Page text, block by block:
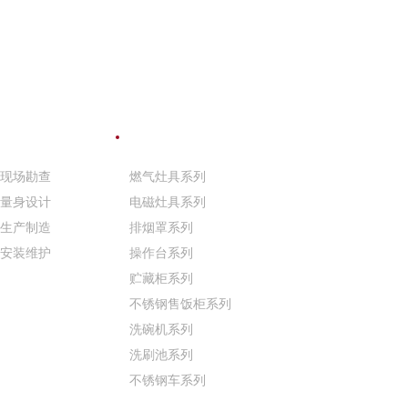
现场勘查
量身设计
生产制造
安装维护
燃气灶具系列
电磁灶具系列
排烟罩系列
操作台系列
贮藏柜系列
不锈钢售饭柜系列
洗碗机系列
洗刷池系列
不锈钢车系列